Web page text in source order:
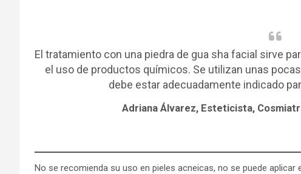
El tratamiento con una piedra de gua sha facial sirve
el uso de productos químicos. Se utilizan unas
debe estar adecuadamente indicado
Adriana Álvarez, Esteticista,
No se recomienda su uso en pieles acneicas, no se puede